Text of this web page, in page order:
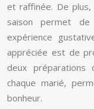
et raffinée. De
saison permet
expérience
appréciée est de
deux
chaque marié,
bonheur.